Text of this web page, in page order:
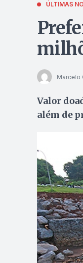
ÚLTIMAS
Marcelo
Valor
além de